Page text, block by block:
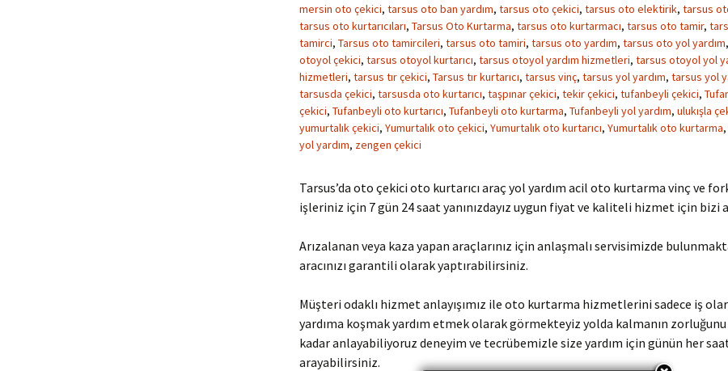
mersin oto çekici, tarsus oto ban yardım, tarsus oto çekici, tarsus oto elektirik, tarsus
tarsus oto kurtarıcıları, Tarsus Oto Kurtarma, tarsus oto kurtarmacı, tarsus oto tamir,
tamirci, Tarsus oto tamircileri, tarsus oto tamiri, tarsus oto yardım, tarsus oto yol yardım,
otoyol çekici, tarsus otoyol kurtarıcı, tarsus otoyol yardım hizmetleri, tarsus otoyol yol
hizmetleri, tarsus tır çekici, Tarsus tır kurtarıcı, tarsus vinç, tarsus yol yardım, tarsus yol
tarsusda çekici, tarsusda oto kurtarıcı, taşpınar çekici, tekir çekici, tufanbeyli çekici,
çekici, Tufanbeyli oto kurtarıcı, Tufanbeyli oto kurtarma, Tufanbeyli yol yardım, ulukışla
yumurtalık çekici, Yumurtalık oto çekici, Yumurtalık oto kurtarıcı, Yumurtalık oto kurtarma,
yol yardım, zengen çekici
Tarsus’da oto çekici oto kurtarıcı araç yol yardım acil oto kurtarma vinç ve
işleriniz için 7 gün 24 saat yanınızdayız uygun fiyat ve kaliteli hizmet için bizi
Arızalanan veya kaza yapan araçlarınız için anlaşmalı servisimizde
aracınızı garantili olarak yaptırabilirsiniz.
Müşteri odaklı hizmet anlayışımız ile oto kurtarma hizmetlerini sadece iş
yardıma koşmak yardım etmek olarak görmekteyiz yolda kalmanın
kadar anlayabiliyoruz deneyim ve tecrübemizle size yardım için günün her
arayabilirsiniz.